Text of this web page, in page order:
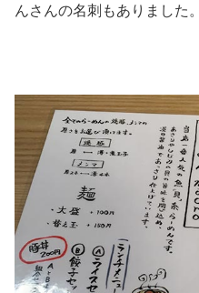
んさんの名刺もありました。